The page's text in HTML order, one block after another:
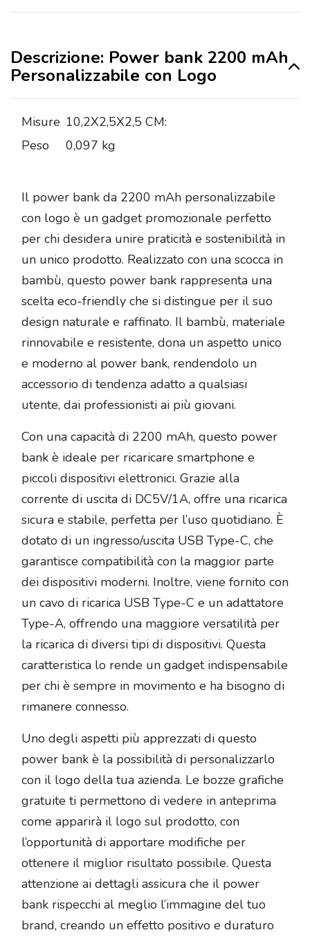
Descrizione: Power bank 2200 mAh
Personalizzabile con Logo
Misure 10,2X2,5X2,5 CM:
Peso
0,097 kg
Il power bank da 2200 mAh personalizzabile
con logo è un gadget promozionale perfetto
per chi desidera unire praticità e sostenibilità in
un unico prodotto. Realizzato con una scocca in
bambù, questo power bank rappresenta una
scelta eco-friendly che si distingue per il suo
design naturale e raffinato. Il bambù, materiale
rinnovabile e resistente, dona un aspetto unico
e moderno al power bank, rendendolo un
accessorio di tendenza adatto a qualsiasi
utente, dai professionisti ai più giovani.
Con una capacità di 2200 mAh, questo power
bank è ideale per ricaricare smartphone e
piccoli dispositivi elettronici. Grazie alla
corrente di uscita di DC5V/1A, offre una ricarica
sicura e stabile, perfetta per l’uso quotidiano. È
dotato di un ingresso/uscita USB Type-C, che
garantisce compatibilità con la maggior parte
dei dispositivi moderni. Inoltre, viene fornito con
un cavo di ricarica USB Type-C e un adattatore
Type-A, offrendo una maggiore versatilità per
la ricarica di diversi tipi di dispositivi. Questa
caratteristica lo rende un gadget indispensabile
per chi è sempre in movimento e ha bisogno di
rimanere connesso.
Uno degli aspetti più apprezzati di questo
power bank è la possibilità di personalizzarlo
con il logo della tua azienda. Le bozze grafiche
gratuite ti permettono di vedere in anteprima
come apparirà il logo sul prodotto, con
l’opportunità di apportare modifiche per
ottenere il miglior risultato possibile. Questa
attenzione ai dettagli assicura che il power
bank rispecchi al meglio l’immagine del tuo
brand, creando un effetto positivo e duraturo